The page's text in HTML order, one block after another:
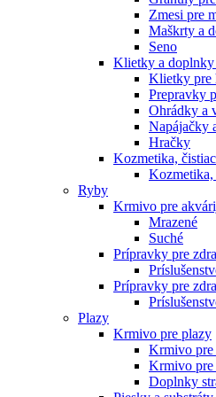
Zmesi pre
Maškrty a
Seno
Klietky a
Klietky pre
Prepravky
Ohrádky a
Napájačky
Hračky
Kozmetika,
Kozmetika,
Ryby
Krmivo pre
Mrazené
Suché
Prípravky pre
Prípravky pre
Plazy
Krmivo pre plazy
Krmivo pre
Krmivo
Doplnky